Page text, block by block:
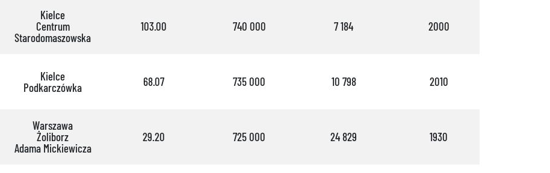
Kielce
Centrum
Starodomaszowska
103.00 740 000 7 184 2000
Kielce
Podkarczówka
68.07 735 000 10 798 2010
Warszawa
Żoliborz
Adama Mickiewicza
29.20 725 000 24 829 1930